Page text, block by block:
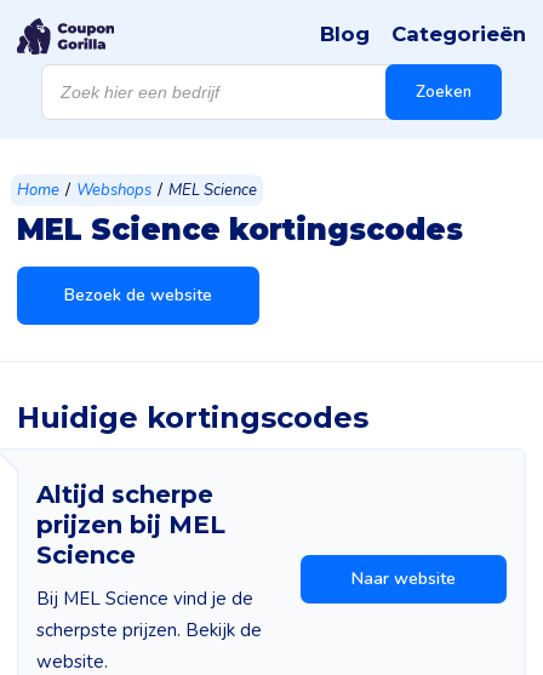
Products
search Zoeken
Blog Categorieën
Home / Webshops / MEL Science
MEL Science kortingscodes
Bezoek de website
Huidige kortingscodes
Altijd scherpe
prijzen bij MEL
Science
Bij MEL Science vind je de
scherpste prijzen. Bekijk de
website.
Naar website